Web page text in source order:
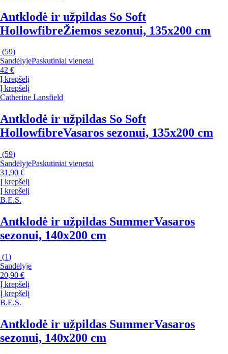
Antklodė ir užpildas So Soft
HollowfibreŽiemos sezonui, 135x200 cm
(59)
SandėlyjePaskutiniai vienetai
42 €
Į krepšelį
Į krepšelį
Catherine Lansfield
Antklodė ir užpildas So Soft
HollowfibreVasaros sezonui, 135x200 cm
(59)
SandėlyjePaskutiniai vienetai
31,90 €
Į krepšelį
Į krepšelį
B.E.S.
Antklodė ir užpildas SummerVasaros
sezonui, 140x200 cm
(1)
Sandėlyje
20,90 €
Į krepšelį
Į krepšelį
B.E.S.
Antklodė ir užpildas SummerVasaros
sezonui, 140x200 cm